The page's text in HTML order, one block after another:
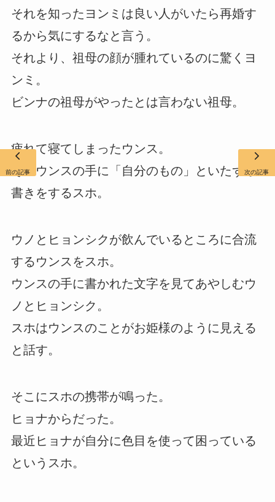
それを知ったヨンミは良い人がいたら再婚す
るから気にするなと言う。
それより、祖母の顔が腫れているのに驚くヨ
ンミ。
ビンナの祖母がやったとは言わない祖母。
疲れて寝てしまったウンス。
そのウンスの手に「自分のもの」といたずら
書きをするスホ。
ウノとヒョンシクが飲んでいるところに合流
するウンスをスホ。
ウンスの手に書かれた文字を見てあやしむウ
ノとヒョンシク。
スホはウンスのことがお姫様のように見える
と話す。
そこにスホの携帯が鳴った。
ヒョナからだった。
最近ヒョナが自分に色目を使って困っている
というスホ。
前の記事 次の記事